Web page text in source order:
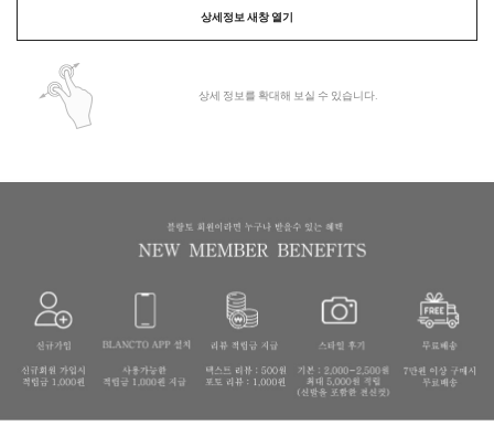
상세정보 새창 열기
상세 정보를 확대해 보실 수 있습니다.